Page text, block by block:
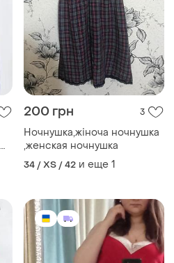
200 грн 3
Ночнушка,жіноча ночнушка
,женская ночнушка
34 / XS / 42 и еще 1